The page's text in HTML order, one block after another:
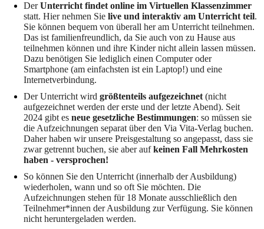
DerUnterricht findet online im Virtuellen Klassenzimmer
statt. Hier nehmen Sie live und interaktiv am Unterricht teil.
Sie können bequem von überall her am Unterricht teilnehmen.
Das ist familienfreundlich, da Sie auch von zu Hause aus
teilnehmen können und ihre Kinder nicht allein lassen müssen.
Dazu benötigen Sie lediglich einen Computer oder
Smartphone (am einfachsten ist ein Laptop!) und eine
Internetverbindung.
Der Unterricht wird größtenteils aufgezeichnet (nicht
aufgezeichnet werden der erste und der letzte Abend). Seit
2024 gibt es neue gesetzliche Bestimmungen: so müssen sie
die Aufzeichnungen separat über den Via Vita-Verlag buchen.
Daher haben wir unsere Preisgestaltung so angepasst, dass sie
zwar getrennt buchen, sie aber aufkeinen Fall Mehrkosten
haben - versprochen!
So können Sie den Unterricht (innerhalb der Ausbildung)
wiederholen, wann und so oft Sie möchten. Die
Aufzeichnungen stehen für 18 Monate ausschließlich den
Teilnehmer*innen der Ausbildung zur Verfügung. Sie können
nicht heruntergeladen werden.